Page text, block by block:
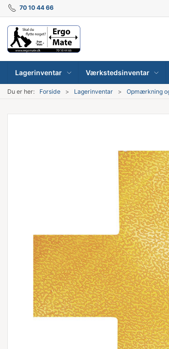
70 10 44 66
Lagerinventar Værkstedsinventar
Du er her: Forside Lagerinventar Opmærkning